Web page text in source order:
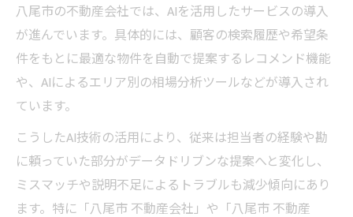
八尾市の不動産会社では、AIを活用したサービスの導入
が進んでいます。具体的には、顧客の検索履歴や希望条
件をもとに最適な物件を自動で提案するレコメンド機能
や、AIによるエリア別の相場分析ツールなどが導入され
ています。
こうしたAI技術の活用により、従来は担当者の経験や勘
に頼っていた部分がデータドリブンな提案へと変化し、
ミスマッチや説明不足によるトラブルも減少傾向にあり
ます。特に「八尾市 不動産会社」や「八尾市 不動産